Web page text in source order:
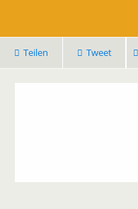
Teilen Tweet